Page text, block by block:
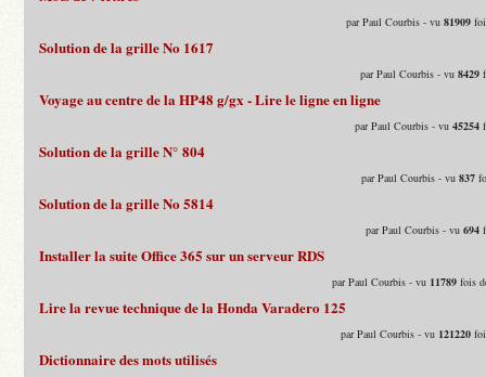
par Paul Courbis - vu81909
Solution de la grille No 1617
par Paul Courbis - vu8429
Voyage au centre de la HP48 g/gx - Lire le ligne en ligne
par Paul Courbis - vu45254
Solution de la grille N° 804
par Paul Courbis - vu837
Solution de la grille No 5814
par Paul Courbis - vu694
Installer la suite Office 365 sur un serveur RDS
par Paul Courbis - vu 11789 fois
Lire la revue technique de la Honda Varadero 125
par Paul Courbis - vu 121220
Dictionnaire des mots utilisés